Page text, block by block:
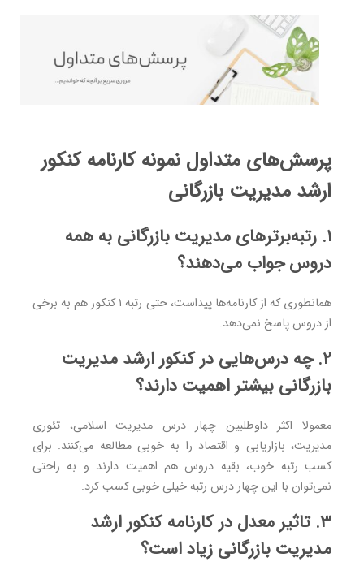
پرسش‌های متداول نمونه کارنامه کنکور
ارشد مدیریت بازرگانی
۱. رتبه‌برترهای مدیریت بازرگانی به همه
دروس جواب می‌دهند؟
همانطوری که از کارنامه‌ها پیداست، حتی رتبه ۱ کنکور هم به برخی
از دروس پاسخ نمی‌دهد.
۲. چه درس‌هایی در کنکور ارشد مدیریت
بازرگانی بیشتر اهمیت دارند؟
معمولا اکثر داوطلبین چهار درس مدیریت اسلامی، تئوری
مدیریت، بازاریابی و اقتصاد را به خوبی مطالعه می‌کنند. برای
کسب رتبه خوب، بقیه دروس هم اهمیت دارند و به راحتی
نمی‌توان با این چهار درس رتبه خیلی خوبی کسب کرد.
۳. تاثیر معدل در کارنامه کنکور ارشد
مدیریت بازرگانی زیاد است؟